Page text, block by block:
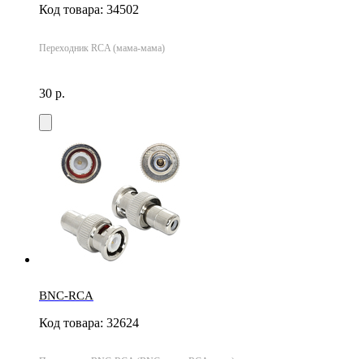
Код товара: 34502
Переходник RCA (мама-мама)
30 р.
BNC-RCA
Код товара: 32624